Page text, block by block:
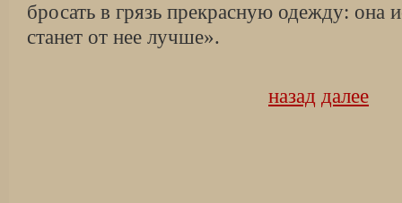
бросать в грязь прекрасную одежду: она
станет от нее лучше».
назад далее